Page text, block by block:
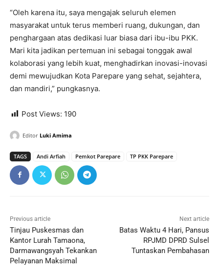
“Oleh karena itu, saya mengajak seluruh elemen
masyarakat untuk terus memberi ruang, dukungan, dan
penghargaan atas dedikasi luar biasa dari ibu-ibu PKK.
Mari kita jadikan pertemuan ini sebagai tonggak awal
kolaborasi yang lebih kuat, menghadirkan inovasi-inovasi
demi mewujudkan Kota Parepare yang sehat, sejahtera,
dan mandiri,” pungkasnya.
Post Views: 190
Editor Luki Amima
TAGS Andi Arfiah Pemkot Parepare TP PKK Parepare
Previous article
Tinjau Puskesmas dan
Kantor Lurah Tamaona,
Darmawangsyah Tekankan
Pelayanan Maksimal
Next article
Batas Waktu 4 Hari, Pansus
RPJMD DPRD Sulsel
Tuntaskan Pembahasan